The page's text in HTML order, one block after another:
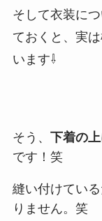
そして衣装に
ておくと、実
います⇩
そう、 下着の
です！笑
縫い付けてい
りません。笑